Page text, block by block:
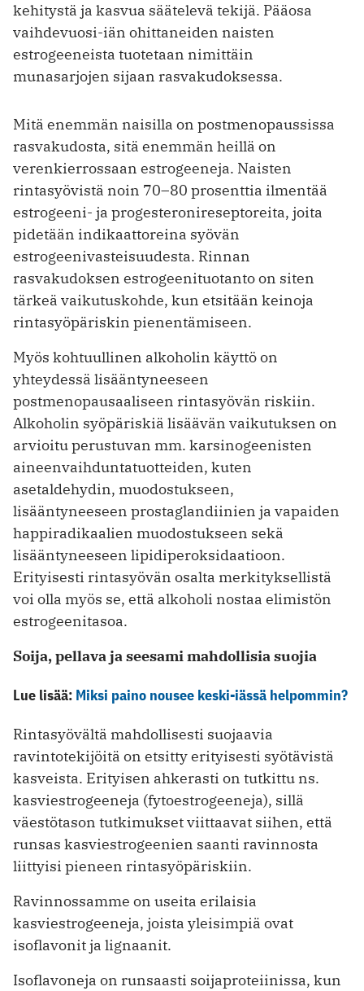
kehitystä ja kasvua säätelevä tekijä. Pääosa
vaihdevuosi-iän ohittaneiden naisten
estrogeeneista tuotetaan nimittäin
munasarjojen sijaan rasvakudoksessa.
Mitä enemmän naisilla on postmenopaussissa
rasvakudosta, sitä enemmän heillä on
verenkierrossaan estrogeeneja. Naisten
rintasyövistä noin 70–80 prosenttia ilmentää
estrogeeni- ja progesteronireseptoreita, joita
pidetään indikaattoreina syövän
estrogeenivasteisuudesta. Rinnan
rasvakudoksen estrogeenituotanto on siten
tärkeä vaikutuskohde, kun etsitään keinoja
rintasyöpäriskin pienentämiseen.
Myös kohtuullinen alkoholin käyttö on
yhteydessä lisääntyneeseen
postmenopausaaliseen rintasyövän riskiin.
Alkoholin syöpäriskiä lisäävän vaikutuksen on
arvioitu perustuvan mm. karsinogeenisten
aineenvaihduntatuotteiden, kuten
asetaldehydin, muodostukseen,
lisääntyneeseen prostaglandiinien ja vapaiden
happiradikaalien muodostukseen sekä
lisääntyneeseen lipidiperoksidaatioon.
Erityisesti rintasyövän osalta merkityksellistä
voi olla myös se, että alkoholi nostaa elimistön
estrogeenitasoa.
Soija, pellava ja seesami mahdollisia suojia
Lue lisää: Miksi paino nousee keski-iässä helpommin?
Rintasyövältä mahdollisesti suojaavia
ravintotekijöitä on etsitty erityisesti syötävistä
kasveista. Erityisen ahkerasti on tutkittu ns.
kasviestrogeeneja (fytoestrogeeneja), sillä
väestötason tutkimukset viittaavat siihen, että
runsas kasviestrogeenien saanti ravinnosta
liittyisi pieneen rintasyöpäriskiin.
Ravinnossamme on useita erilaisia
kasviestrogeeneja, joista yleisimpiä ovat
isoflavonit ja lignaanit.
Isoflavoneja on runsaasti soijaproteiinissa, kun